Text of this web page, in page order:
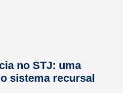
no STJ: uma
sistema recursal